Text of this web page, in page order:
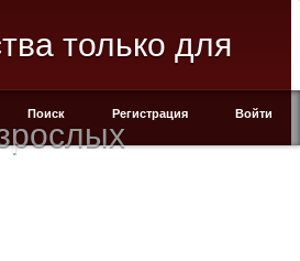
только для
Поиск Регистрация Войти